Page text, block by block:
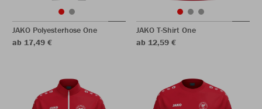
JAKO Polyesterhose One
ab 17,49 €
JAKO T-Shirt One
ab 12,59 €